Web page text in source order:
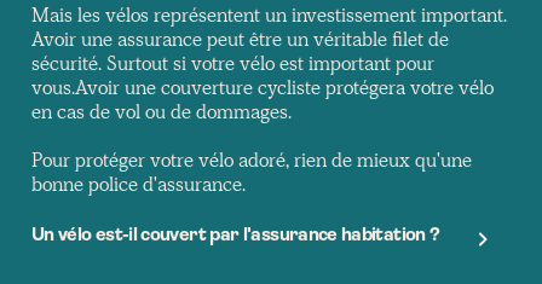
Mais les vélos représentent un investissement important.
Avoir une assurance peut être un véritable filet de
sécurité. Surtout si votre vélo est important pour
vous.Avoir une couverture cycliste protégera votre vélo
en cas de vol ou de dommages.
Pour protéger votre vélo adoré, rien de mieux qu'une
bonne police d'assurance.
Un vélo est-il couvert par l'assurance habitation ?